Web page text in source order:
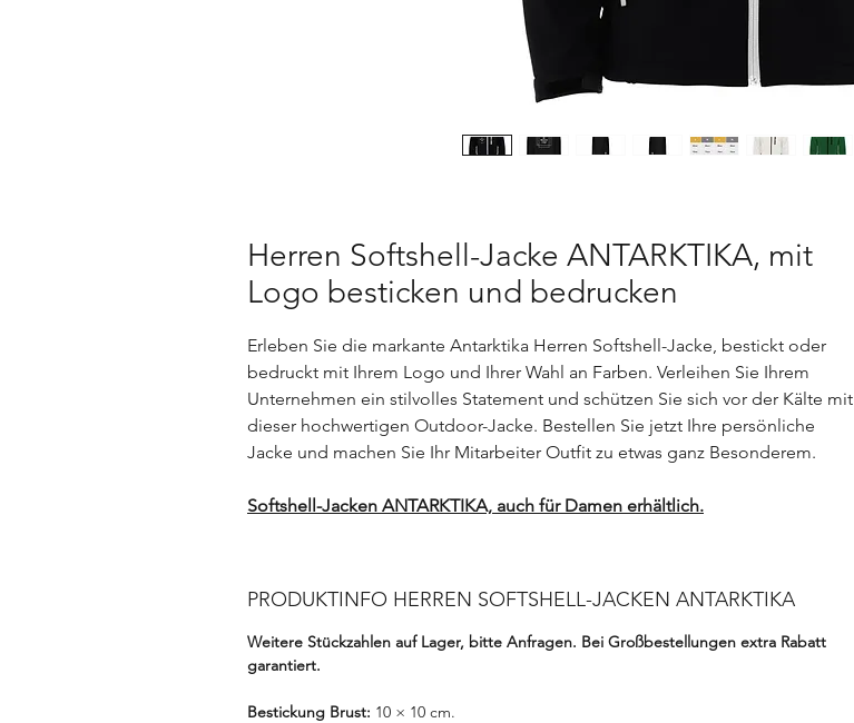
Herren Softshell-Jacke ANTARKTIKA, mit
Logo besticken und bedrucken
Erleben Sie die markante Antarktika Herren Softshell-Jacke, bestickt oder
bedruckt mit Ihrem Logo und Ihrer Wahl an Farben. Verleihen Sie Ihrem
Unternehmen ein stilvolles Statement und schützen Sie sich vor der Kälte mit
dieser hochwertigen Outdoor-Jacke. Bestellen Sie jetzt Ihre persönliche
Jacke und machen Sie Ihr Mitarbeiter Outfit zu etwas ganz Besonderem.
Softshell-Jacken ANTARKTIKA, auch für Damen erhältlich.
PRODUKTINFO HERREN SOFTSHELL-JACKEN ANTARKTIKA
Weitere Stückzahlen auf Lager, bitte Anfragen. Bei Großbestellungen extra Rabatt
garantiert.
Bestickung Brust: 10 × 10 cm.